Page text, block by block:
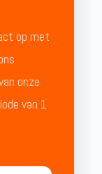
op met
onze
van 1